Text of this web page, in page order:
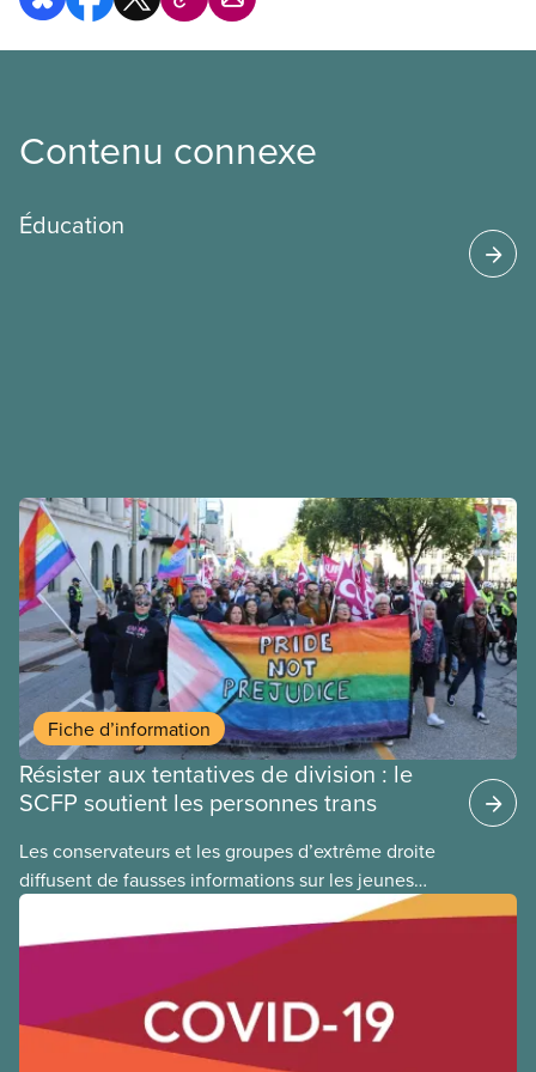
Contenu connexe
Éducation
Fiche d’information
Résister aux tentatives de division : le
SCFP soutient les personnes trans
​Les conservateurs et les groupes d’extrême droite
diffusent de fausses informations sur les jeunes
2ELGBTQI+ dans l’espoir de semer la discorde dans
nos rangs. En ciblant les jeunes trans, ils cherchent
à détourner l’attention de leurs politiques
antiouvrières et alimentent la haine envers les
personnes vulnérables à des fins politiques. Les
gouvernements de droite sont gagnants lorsque la